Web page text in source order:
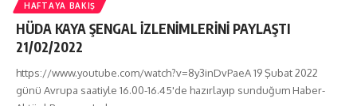
HAFTAYA BAKIŞ
HÜDA KAYA ŞENGAL İZLENİMLERİNİ PAYLAŞTI
21/02/2022
https://www.youtube.com/watch?v=8y3inDvPaeA 19 Şubat 2022
günü Avrupa saatiyle 16.00-16.45'de hazırlayıp sunduğum Haber-